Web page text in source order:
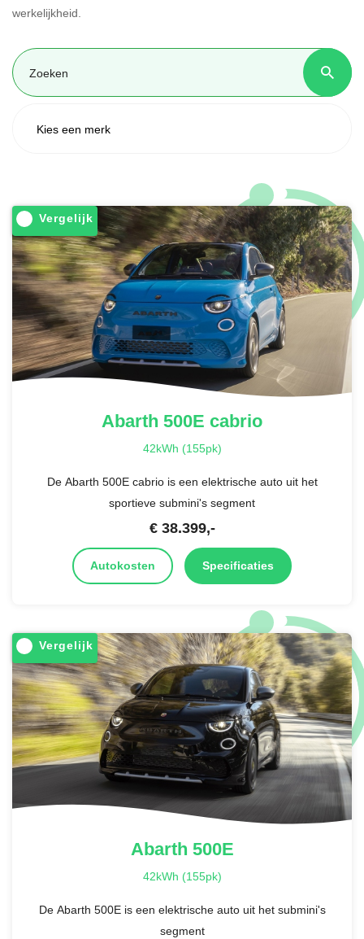
werkelijkheid.
Vergelijk
Abarth 500E cabrio
42kWh (155pk)
De Abarth 500E cabrio is een elektrische auto uit het
sportieve submini's segment
€ 38.399,-
Autokosten Specificaties
Vergelijk
Abarth 500E
42kWh (155pk)
De Abarth 500E is een elektrische auto uit het submini's
segment